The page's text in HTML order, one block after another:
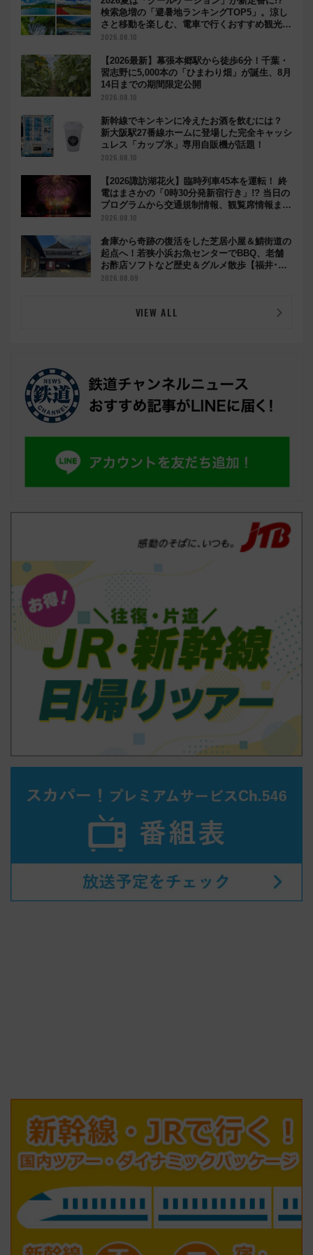
検索急増の「避暑地ランキングTOP5」。涼し
さと移動を楽しむ、電車で行くおすすめ観光情
報も
2026.08.10
【2026最新】幕張本郷駅から徒歩6分！千葉・
習志野に5,000本の「ひまわり畑」が誕生、8月
14日までの期間限定公開
2026.08.10
新幹線でキンキンに冷えたお酒を飲むには？
新大阪駅27番線ホームに登場した完全キャッシ
ュレス「カップ氷」専用自販機が話題！
2026.08.10
【2026諏訪湖花火】臨時列車45本を運転！ 終
電はまさかの「0時30分発新宿行き」!? 当日の
プログラムから交通規制情報、観覧席情報まで
徹底解説
2026.08.10
倉庫から奇跡の復活をした芝居小屋＆鯖街道の
起点へ！若狭小浜お魚センターでBBQ、老舗
お酢店ソフトなど歴史＆グルメ散歩【福井･小
浜観光】
2026.08.09
VIEW ALL